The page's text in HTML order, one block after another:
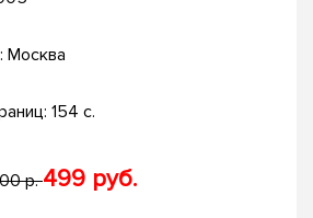
Москва
154 с.
р.499 руб.